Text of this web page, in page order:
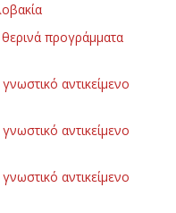
προγράμματα
αντικείμενο
αντικείμενο
αντικείμενο